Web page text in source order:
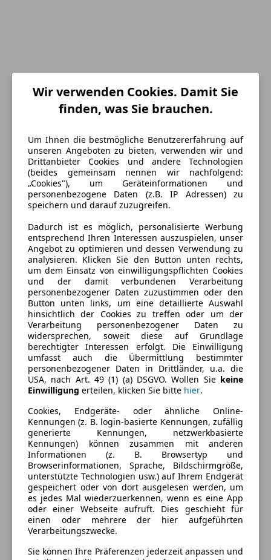
Energieverbrauch
Schadstoffklasse
Euro 6e
Kraftstoff
Benzin
Ausstattung
Komfort
Armlehne
Beheizbare Frontscheibe
Beheizbares Lenkrad
Berganfahrassistent
Einparkhilfe
Einparkhilfe Rückfahrkamera
Einparkhilfe Sensoren hinten
Elektrische Fensterheber
Elektrische Seitenspiegel
Getönte Scheiben
Head-up display
Klimaautomatik
Lichtsensor
Multifunktionslenkrad
Navigationssystem
Regensensor
Sitzheizung
Start/Stop-Automatik
Mehr anzeigen
Farbe und Innenausstattung
Außenfarbe
Weiß
Farbe laut Hersteller
Banquise Weiss
Farbe der
Innenausstattung
Schwarz
Innenausstattung
Fahrzeugbeschreibung
17" Alufelgen
Klimaautomatik
Winterpaket (Sitzheizung, Lenkradheizung,
Scheibenheizung)
3D Navigation
Wir verwenden Cookies. Damit Sie
finden, was Sie brauchen.
Um Ihnen die bestmögliche Benutzererfahrung auf
unseren Angeboten zu bieten, verwenden wir und
Drittanbieter Cookies und andere Technologien
(beides gemeinsam nennen wir nachfolgend:
„Cookies"), um Geräteinformationen und
personenbezogene Daten (z.B. IP Adressen) zu
speichern und darauf zuzugreifen.
Dadurch ist es möglich, personalisierte Werbung
entsprechend Ihren Interessen auszuspielen, unser
Angebot zu optimieren und dessen Verwendung zu
analysieren. Klicken Sie den Button unten rechts,
um dem Einsatz von einwilligungspflichten Cookies
und der damit verbundenen Verarbeitung
personenbezogener Daten zuzustimmen oder den
Button unten links, um eine detaillierte Auswahl
hinsichtlich der Cookies zu treffen oder um der
Verarbeitung personenbezogener Daten zu
widersprechen, soweit diese auf Grundlage
berechtigter Interessen erfolgt. Die Einwilligung
umfasst auch die Übermittlung bestimmter
personenbezogener Daten in Drittländer, u.a. die
USA, nach Art. 49 (1) (a) DSGVO. Wollen Sie keine
Einwilligung erteilen, klicken Sie bitte hier.
Cookies, Endgeräte- oder ähnliche Online-
Kennungen (z. B. login-basierte Kennungen, zufällig
generierte Kennungen, netzwerkbasierte
Kennungen) können zusammen mit anderen
Informationen (z. B. Browsertyp und
Browserinformationen, Sprache, Bildschirmgröße,
unterstützte Technologien usw.) auf Ihrem Endgerät
gespeichert oder von dort ausgelesen werden, um
es jedes Mal wiederzuerkennen, wenn es eine App
oder einer Webseite aufruft. Dies geschieht für
einen oder mehrere der hier aufgeführten
Verarbeitungszwecke.
Sie können Ihre Präferenzen jederzeit anpassen und